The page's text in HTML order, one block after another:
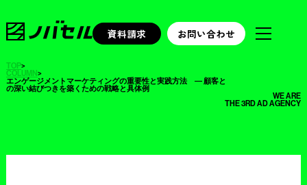
資料請求 お問い合わせ
TOP>
COLUMN>
エンゲージメントマーケティングの重要性と実践方法 ― 顧客と
の深い結びつきを築くための戦略と具体例
WE ARE
THE 3RD AD AGENCY